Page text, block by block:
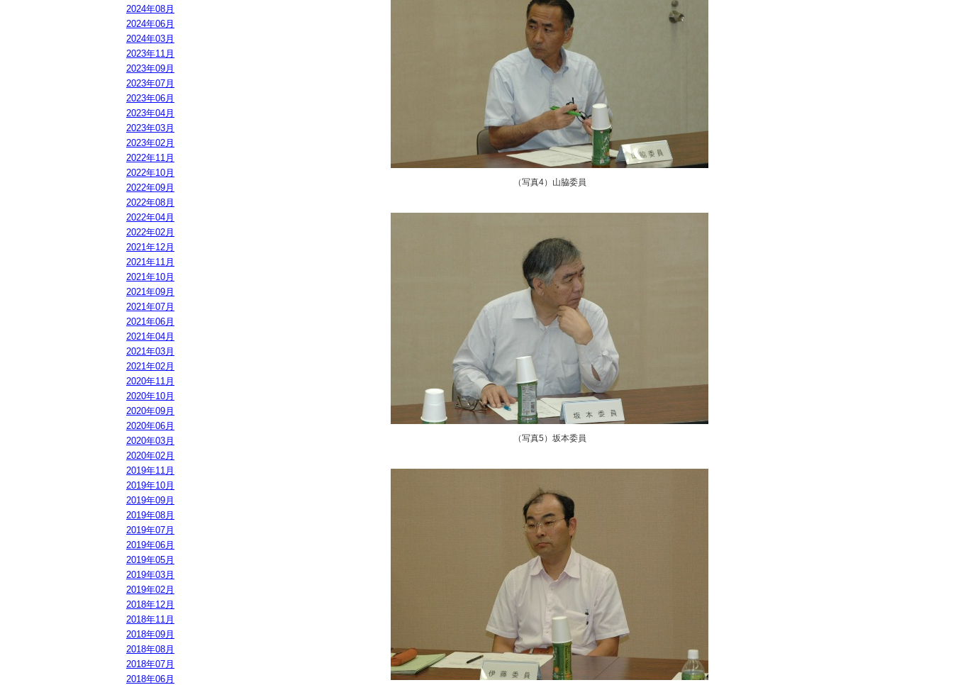
2024年08月
2024年06月
2024年03月
2023年11月
2023年09月
2023年07月
2023年06月
2023年04月
2023年03月
2023年02月
2022年11月
2022年10月
2022年09月
2022年08月
2022年04月
2022年02月
2021年12月
2021年11月
2021年10月
2021年09月
2021年07月
2021年06月
2021年04月
2021年03月
2021年02月
2020年11月
2020年10月
2020年09月
2020年06月
2020年03月
2020年02月
2019年11月
2019年10月
2019年09月
2019年08月
2019年07月
2019年06月
2019年05月
2019年03月
2019年02月
2018年12月
2018年11月
2018年09月
2018年08月
2018年07月
2018年06月
（写真4）山脇委員
（写真5）坂本委員